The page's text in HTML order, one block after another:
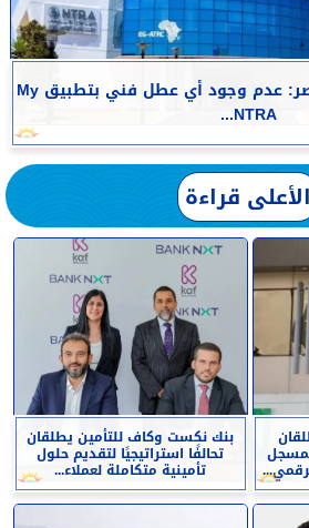
تنظيم الاتصالات في مصر: عدم وجود أي عطل فني بتطبيق My
NTRA...
الأعلى قراءة
بنك نكست وكاف للتأمين يطلقان
تحالفًا استراتيجيًا لتقديم حلول
تأمينية متكاملة لعملاء...